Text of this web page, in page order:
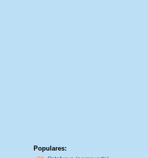
Populares: